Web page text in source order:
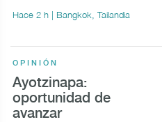
Hace 2 h | Bangkok, Tailandia
OPINIÓN
Ayotzinapa:
oportunidad de
avanzar